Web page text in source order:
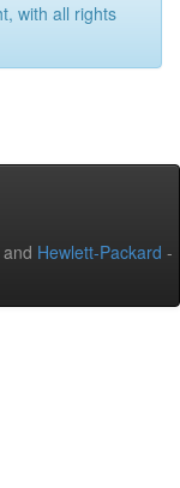
with all rights
and Hewlett-Packard -